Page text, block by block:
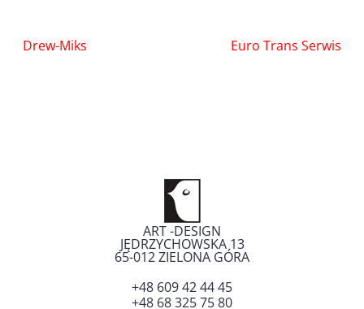
Nawigacja
Drew-Miks Euro Trans Serwis
ART -DESIGN
JĘDRZYCHOWSKA 13
65-012ZIELONA GÓRA
+48 609 42 44 45
+48 68 325 75 80